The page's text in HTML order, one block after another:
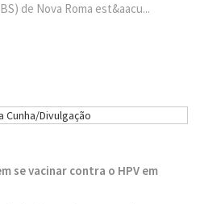
de Nova Roma est&aacu...
se vacinar contra o HPV em